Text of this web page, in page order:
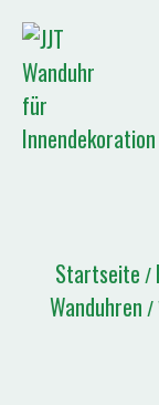
Startseite /
Wanduhren /